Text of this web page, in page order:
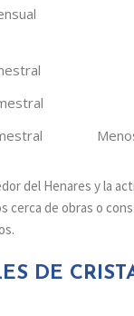
del Henares y la
cerca de obras o
DE